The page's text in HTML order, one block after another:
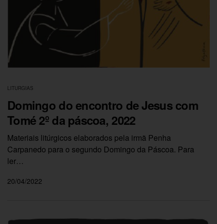
LITURGIAS
Domingo do encontro de Jesus com
Tomé 2º da páscoa, 2022
Materiais litúrgicos elaborados pela irmã Penha
Carpanedo para o segundo Domingo da Páscoa. Para
ler…
20/04/2022